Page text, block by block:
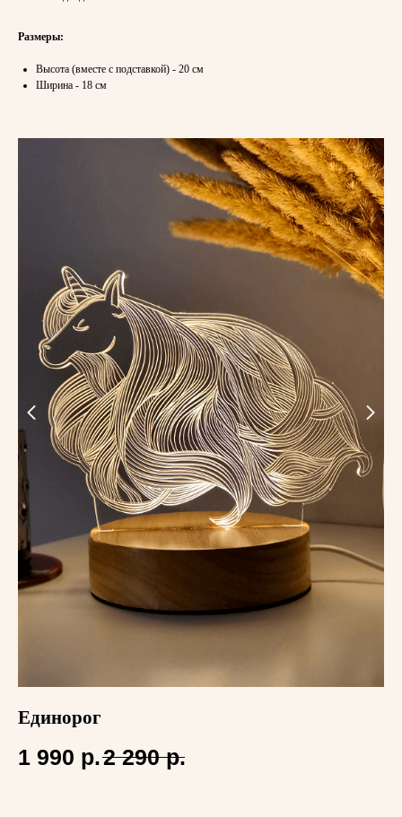
Размеры:
Высота (вместе с подставкой) - 20 см
Ширина - 18 см
Единорог
1 990 р.2 290 р.